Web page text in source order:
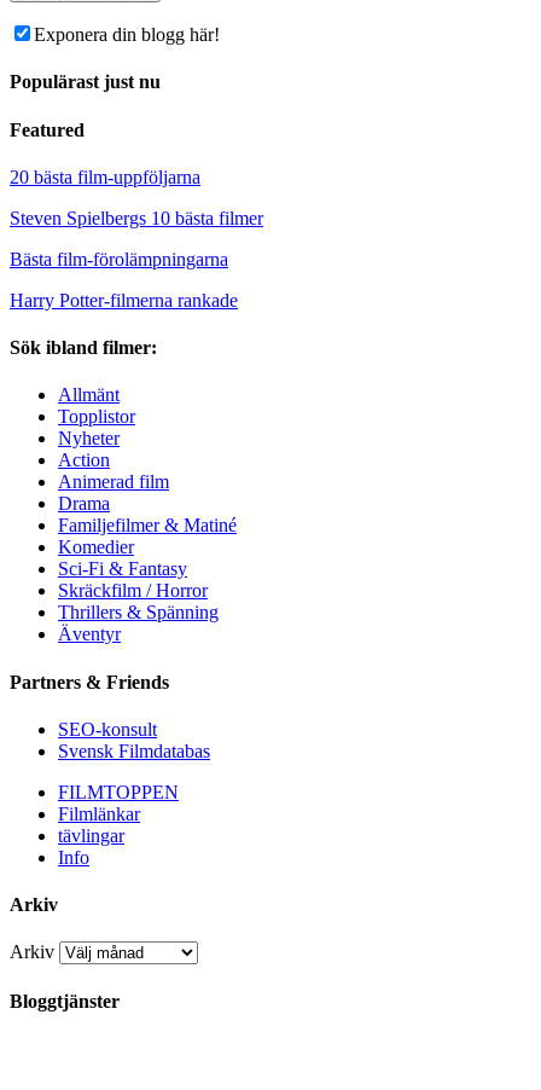
Exponera din blogg här!
Populärast just nu
Featured
20 bästa film-uppföljarna
Steven Spielbergs 10 bästa filmer
Bästa film-förolämpningarna
Harry Potter-filmerna rankade
Sök ibland filmer:
Allmänt
Topplistor
Nyheter
Action
Animerad film
Drama
Familjefilmer & Matiné
Komedier
Sci-Fi & Fantasy
Skräckfilm / Horror
Thrillers & Spänning
Äventyr
Partners & Friends
SEO-konsult
Svensk Filmdatabas
FILMTOPPEN
Filmlänkar
tävlingar
Info
Arkiv
Arkiv
Bloggtjänster